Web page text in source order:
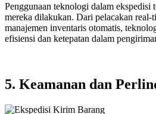
Penggunaan teknologi dalam ekspedisi
mereka dilakukan. Dari pelacakan real-
manajemen inventaris otomatis,
efisiensi dan ketepatan dalam
5. Keamanan dan